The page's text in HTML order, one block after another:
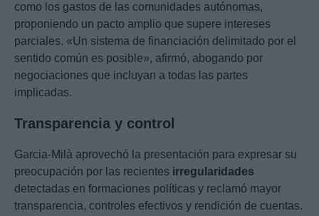
como los gastos de las comunidades autónomas,
proponiendo un pacto amplio que supere intereses
parciales. «Un sistema de financiación delimitado por el
sentido común es posible», afirmó, abogando por
negociaciones que incluyan a todas las partes
implicadas.
Transparencia y control
Garcia-Milà aprovechó la presentación para expresar su
preocupación por las recientes irregularidades
detectadas en formaciones políticas y reclamó mayor
transparencia, controles efectivos y rendición de cuentas.